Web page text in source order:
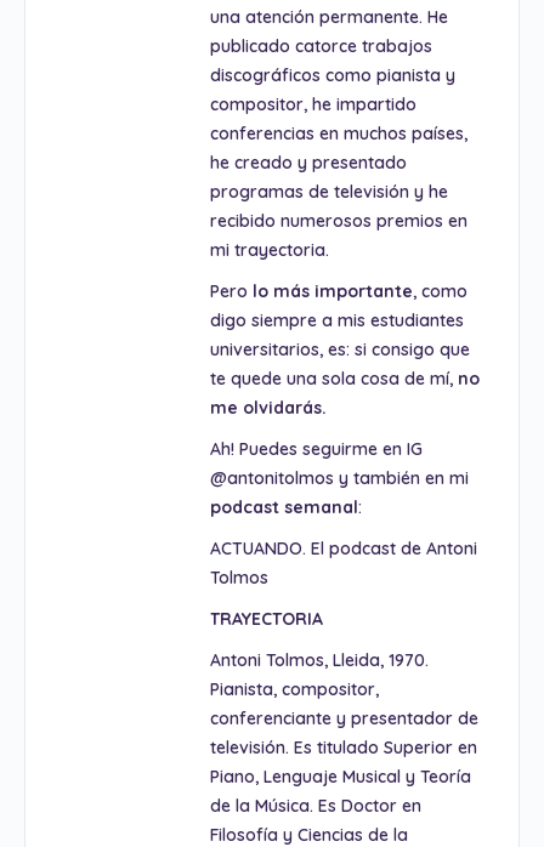
una atención permanente. He
publicado catorce trabajos
discográficos como pianista y
compositor, he impartido
conferencias en muchos países,
he creado y presentado
programas de televisión y he
recibido numerosos premios en
mi trayectoria.
Pero lo más importante, como
digo siempre a mis estudiantes
universitarios, es: si consigo que
te quede una sola cosa de mí, no
me olvidarás.
Ah! Puedes seguirme en IG
@antonitolmos y también en mi
podcast semanal:
ACTUANDO. El podcast de Antoni
Tolmos
TRAYECTORIA
Antoni Tolmos, Lleida, 1970.
Pianista, compositor,
conferenciante y presentador de
televisión. Es titulado Superior en
Piano, Lenguaje Musical y Teoría
de la Música. Es Doctor en
Filosofía y Ciencias de la